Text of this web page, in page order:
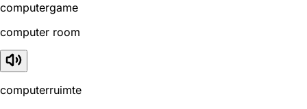
computergame
computer room
computerruimte